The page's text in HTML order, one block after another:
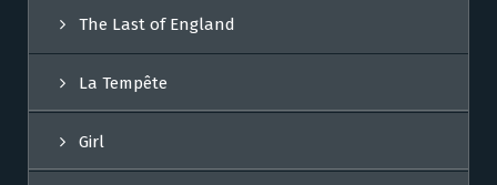
The Last of England
La Tempête
Girl